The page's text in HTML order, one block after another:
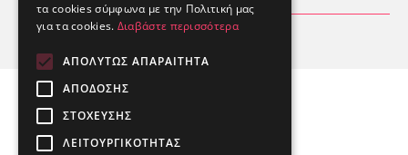
τα cookies σύμφωνα με την Πολιτική μας
για τα cookies. Διαβάστε περισσότερα
ΑΠΟΛΎΤΩΣ ΑΠΑΡΑΊΤΗΤΑ
ΑΠΌΔΟΣΗΣ
ΣΤΌΧΕΥΣΗΣ
ΛΕΙΤΟΥΡΓΙΚΌΤΗΤΑΣ